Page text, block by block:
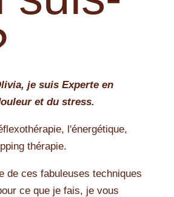
je suis Experte en
et du stress.
l'énergétique,
thérapie.
de ces fabuleuses techniques
ce que je fais, je vous